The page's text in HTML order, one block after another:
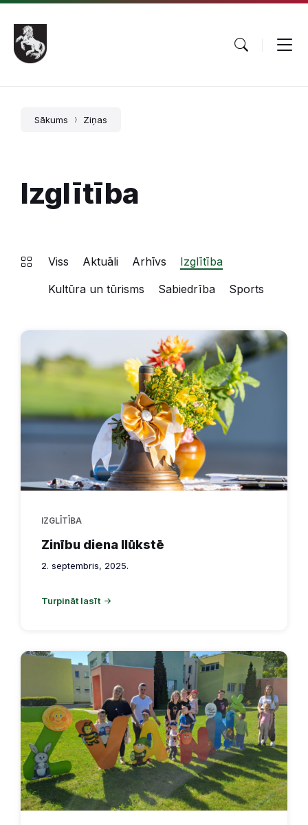
Pāriet
saturu
Skip
main
navigation
Skip
footer
Sākums Ziņas
Izglītība
Viss Aktuāli Arhīvs
Izglītība
Kultūra un tūrisms
Sabiedrība Sports
IZGLĪTĪBA
Zinību diena Ilūkstē
2. septembris, 2025.
Turpināt lasīt